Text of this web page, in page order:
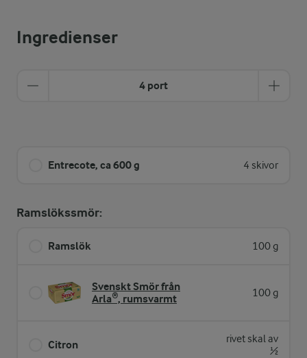
Ingredienser
4 port
Entrecote, ca 600 g 4 skivor
Ramslökssmör:
Ramslök 100 g
Svenskt Smör från
Arla®, rumsvarmt
100 g
Citron
rivet skal av
½